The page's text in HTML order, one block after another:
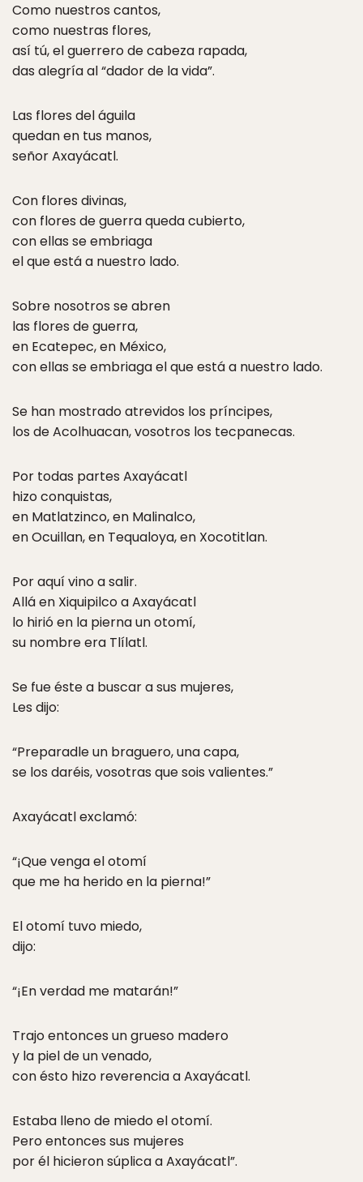
Como nuestros cantos,
como nuestras flores,
así tú, el guerrero de cabeza rapada,
das alegría al “dador de la vida”.
Las flores del águila
quedan en tus manos,
señor Axayácatl.
Con flores divinas,
con flores de guerra queda cubierto,
con ellas se embriaga
el que está a nuestro lado.
Sobre nosotros se abren
las flores de guerra,
en Ecatepec, en México,
con ellas se embriaga el que está a nuestro lado.
Se han mostrado atrevidos los príncipes,
los de Acolhuacan, vosotros los tecpanecas.
Por todas partes Axayácatl
hizo conquistas,
en Matlatzinco, en Malinalco,
en Ocuillan, en Tequaloya, en Xocotitlan.
Por aquí vino a salir.
Allá en Xiquipilco a Axayácatl
lo hirió en la pierna un otomí,
su nombre era Tlílatl.
Se fue éste a buscar a sus mujeres,
Les dijo:
“Preparadle un braguero, una capa,
se los daréis, vosotras que sois valientes.”
Axayácatl exclamó:
“¡Que venga el otomí
que me ha herido en la pierna!”
El otomí tuvo miedo,
dijo:
“¡En verdad me matarán!”
Trajo entonces un grueso madero
y la piel de un venado,
con ésto hizo reverencia a Axayácatl.
Estaba lleno de miedo el otomí.
Pero entonces sus mujeres
por él hicieron súplica a Axayácatl”.